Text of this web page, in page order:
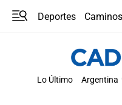
Deportes Caminos
Lo Último Argentina